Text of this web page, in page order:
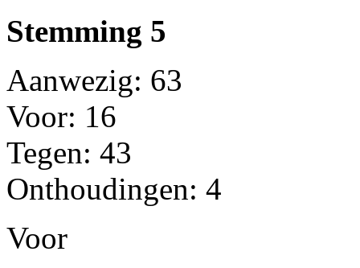
Stemming 5
Aanwezig: 63
Voor: 16
Tegen: 43
Onthoudingen: 4
Voor